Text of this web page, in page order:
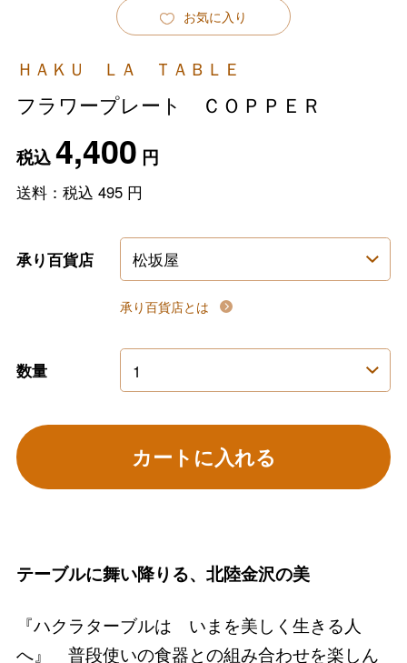
お気に入り
ＨＡＫＵ ＬＡ ＴＡＢＬＥ
フラワープレート ＣＯＰＰＥＲ
税込4,400 円
送料：税込 495円
承り百貨店
承り百貨店とは
数量
カートに入れる
テーブルに舞い降りる、北陸金沢の美
『ハクラターブルは いまを美しく生きる人
へ』 普段使いの食器との組み合わせを楽しん